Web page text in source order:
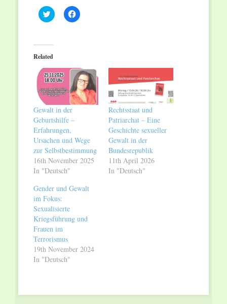
Click
to
(Opens
in
new
Click
to
Related
Gewalt in der
Geburtshilfe –
Erfahrungen,
Ursachen und Wege
zur Selbstbestimmung
16th November 2025
In "Deutsch"
Rechtsstaat und
Patriarchat – Eine
Geschichte sexueller
Gewalt in der
Bundesrepublik
11th April 2026
In "Deutsch"
Gender und Gewalt
im Fokus:
Sexualisierte
Kriegsführung und
Frauen im
Terrorismus
19th November 2024
In "Deutsch"